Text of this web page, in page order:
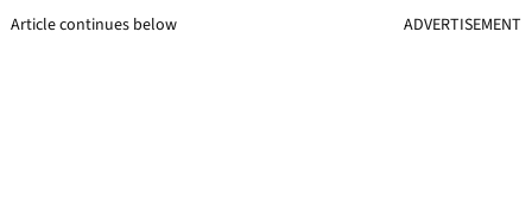
Article continues below ADVERTISEMENT